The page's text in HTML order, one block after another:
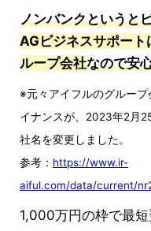
ノンバンクというと
AGビジネスサポー
ループ会社なので安
※元々アイフルのグルー
イナンスが、2023年2月
社名を変更しました。
参考： https://www.ir-
aiful.com/data/current/
1,000万円の枠で最